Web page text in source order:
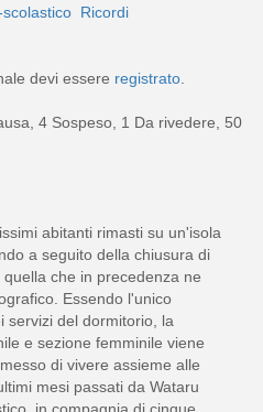
Ricordi
devi essere registrato.
4 Sospeso, 1 Da rivedere, 50
abitanti rimasti su un'isola
a seguito della chiusura di
che in precedenza ne
Essendo l'unico
servizi del dormitorio, la
e sezione femminile viene
di vivere assieme alle
mesi passati da Wataru